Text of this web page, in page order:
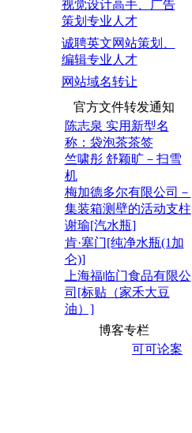
视觉设计高手、广告
策划专业人才
诚聘英文网站策划、
编辑专业人才
网站域名转让
官方文件转发通知
陈志泉 实用新型名
称：袋泡茶茶签
竺啸彤 舒颖旷－扫雪
机
梅加德多尔有限公司－
集装箱测壁的活动支柱
谢瑜[汽水瓶]
肯·塞门[纯净水瓶(1加
仑)]
上海福临门食品有限公
司[标贴（家禾大豆
油）]
博客专栏
可可论案